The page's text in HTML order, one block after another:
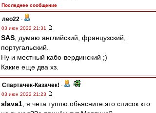
Последнее сообщение
лео22 -
03 июн 2022 21:31
SAS , думаю английский, французский,
португальский.
Ну и местный кабо-вердинский ;)
Какие еще два хз.
Спартачек-Казачек! -
03 июн 2022 21:23
slava1 , я чета туплю.обьясните.это список кто